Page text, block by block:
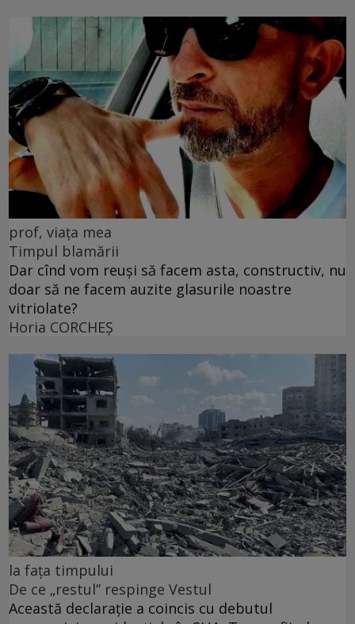
prof, viața mea
Timpul blamării
Dar cînd vom reuși să facem asta, constructiv, nu
doar să ne facem auzite glasurile noastre
vitriolate?
Horia CORCHEŞ
la fața timpului
De ce „restul” respinge Vestul
Această declarație a coincis cu debutul